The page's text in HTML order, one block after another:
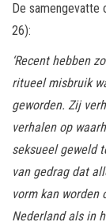
De samengevatte
26):
‘Recent hebben
ritueel misbruik
geworden. Zij
verhalen op
seksueel geweld
van gedrag dat
vorm kan worden
Nederland als in